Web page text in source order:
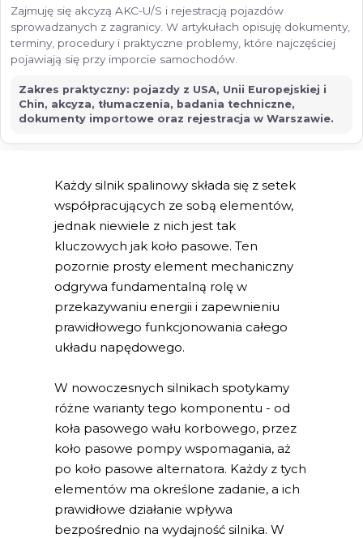
Każdy silnik spalinowy składa się z setek
współpracujących ze sobą elementów,
jednak niewiele z nich jest tak
kluczowych jak koło pasowe. Ten
pozornie prosty element mechaniczny
odgrywa fundamentalną rolę w
przekazywaniu energii i zapewnieniu
prawidłowego funkcjonowania całego
układu napędowego.
W nowoczesnych silnikach spotykamy
różne warianty tego komponentu - od
koła pasowego wału korbowego, przez
koło pasowe pompy wspomagania, aż
po koło pasowe alternatora. Każdy z tych
elementów ma określone zadanie, a ich
prawidłowe działanie wpływa
bezpośrednio na wydajność silnika. W
Zajmuję się akcyzą AKC-U/S i rejestracją pojazdów
sprowadzanych z zagranicy. W artykułach opisuję dokumenty,
terminy, procedury i praktyczne problemy, które najczęściej
pojawiają się przy imporcie samochodów.
Zakres praktyczny: pojazdy z USA, Unii Europejskiej i
Chin, akcyza, tłumaczenia, badania techniczne,
dokumenty importowe oraz rejestracja w Warszawie.